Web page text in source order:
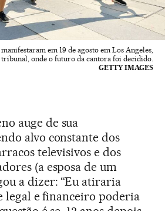
manifestaram em 19 de agosto em Los Angeles,
onde o futuro da cantora foi decidido.
GETTY IMAGES
auge de sua
alvo constante dos
televisivos e dos
(a esposa de um
a dizer: “Eu atiraria
legal e financeiro poderia